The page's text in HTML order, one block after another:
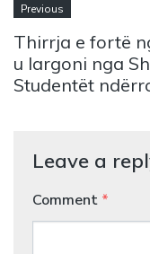
Previous
Thirrja e fortë
u largoni nga
Studentët
Leave a
Comment *